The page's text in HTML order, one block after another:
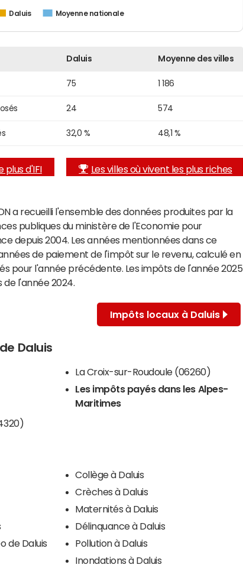
Daluis Moyenne nationale
Daluis Moyenne des villes
75 1 186
24 574
32,0 % 48,1 %
plus d'IFI Les villes où vivent les plus riches
a recueilli l'ensemble des données produites par la
publiques du ministère de l'Economie pour
depuis 2004. Les années mentionnées dans ce
de paiement de l'impôt sur le revenu, calculé en
pour l'année précédente. Les impôts de l'année 2025
l'année 2024.
Impôts locaux à Daluis
Daluis
La Croix-sur-Roudoule (06260)
Les impôts payés dans les Alpes-
Maritimes
de Daluis
Collège à Daluis
Crèches à Daluis
Maternités à Daluis
Délinquance à Daluis
Pollution à Daluis
Inondations à Daluis